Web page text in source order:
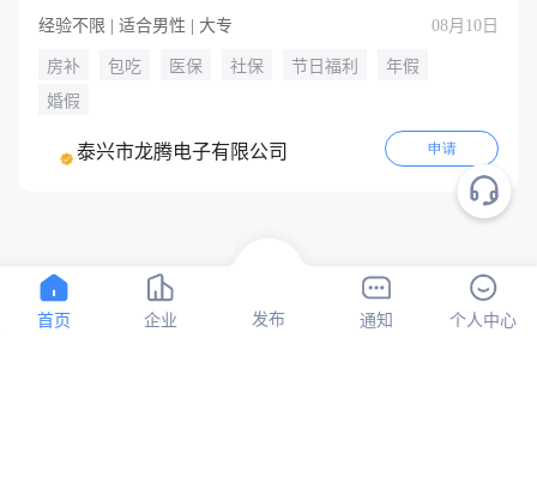
经验不限 | 适合男性 | 大专 08月10日
房补 包吃 医保 社保 节日福利
年假
婚假
泰兴市龙腾电子有限公司 申请
首页 企业 发布 通知 个人中心